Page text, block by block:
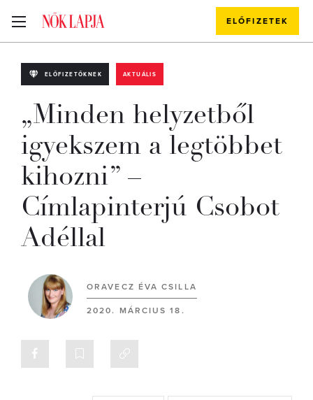
ELŐFIZETEK
ELŐFIZETŐKNEK AKTUÁLIS
„Minden helyzetből
igyekszem a legtöbbet
kihozni” –
Címlapinterjú Csobot
Adéllal
ORAVECZ ÉVA CSILLA
2020. MÁRCIUS 18.